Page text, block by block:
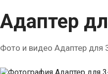
Адаптер
Фото и видео Адаптер для